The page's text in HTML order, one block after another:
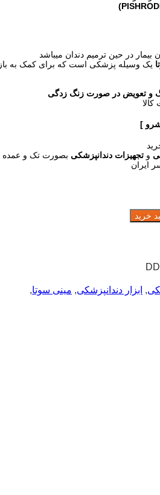
بیمار در حین ترمیم دندان میباشد
یک وسیله پزشکی است که برای کمک به باز
]
و تجهیزات دندانپزشکی بصورت تک و عمده
ایران
خرید
, ابزار دندانپزشکی, مینی سوتا,